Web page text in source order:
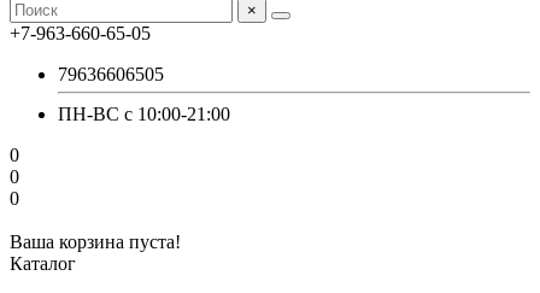
×
+7-963-660-65-05
79636606505
ПН-ВС с 10:00-21:00
0
0
0
Ваша корзина пуста!
Каталог